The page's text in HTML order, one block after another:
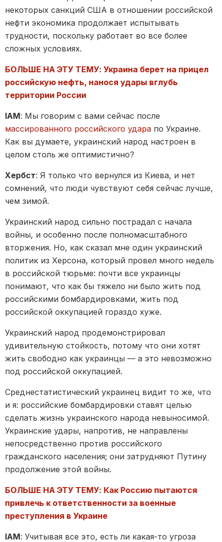
некоторых санкций США в отношении российской
нефти экономика продолжает испытывать
трудности, поскольку работает во все более
сложных условиях.
БОЛЬШЕ НА ЭТУ ТЕМУ: Украина берет на прицел
российскую нефть, нанося удары вглубь
территории России
IAM: Мы говорим с вами сейчас после
массированного российского удара по Украине.
Как вы думаете, украинский народ настроен в
целом столь же оптимистично?
Хербст: Я только что вернулся из Киева, и нет
сомнений, что люди чувствуют себя сейчас лучше,
чем зимой.
Украинский народ сильно пострадал с начала
войны, и особенно после полномасштабного
вторжения. Но, как сказал мне один украинский
политик из Херсона, который провел много недель
в российской тюрьме: почти все украинцы
понимают, что как бы тяжело ни было жить под
российскими бомбардировками, жить под
российской оккупацией гораздо хуже.
Украинский народ продемонстрировал
удивительную стойкость, потому что они хотят
жить свободно как украинцы — а это невозможно
под российской оккупацией.
Среднестатистический украинец видит то же, что
и я: российские бомбардировки ставят целью
сделать жизнь украинского народа невыносимой.
Украинские удары, напротив, не направлены
непосредственно против российского
гражданского населения; они затрудняют Путину
продолжение этой войны.
БОЛЬШЕ НА ЭТУ ТЕМУ: Как Россию пытаются
привлечь к ответственности за военные
преступления в Украине
IAM: Учитывая все это, есть ли какая-то угроза